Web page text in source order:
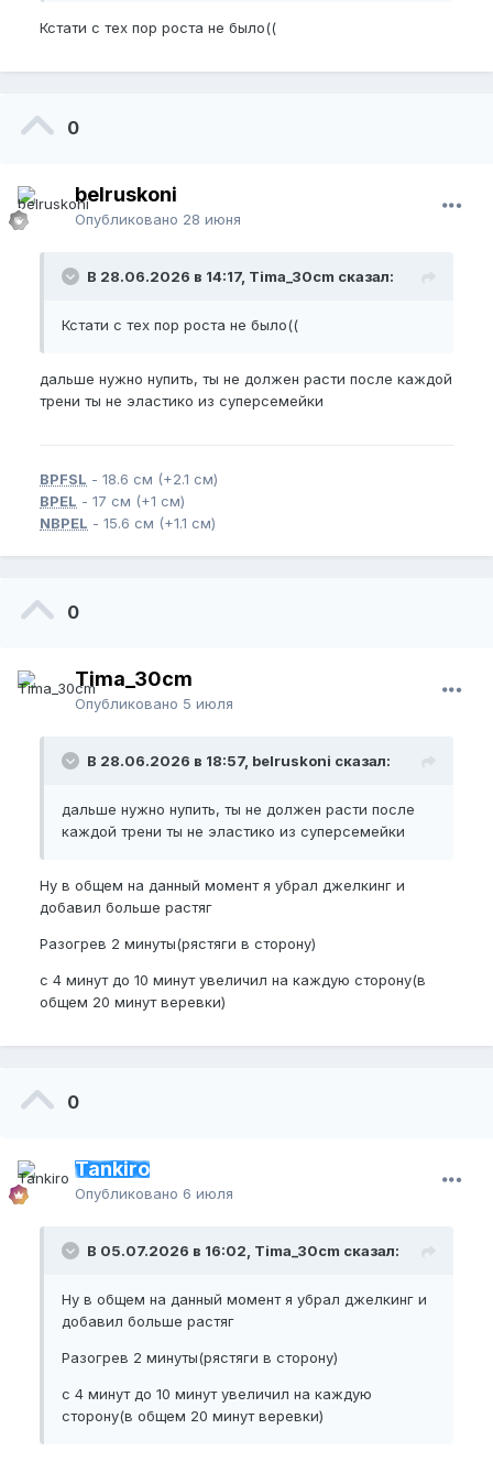
Кстати с тех пор роста не было((
0
belruskoni
Опубликовано 28 июня
В 28.06.2026 в 14:17, Tima_30cm сказал:
Кстати с тех пор роста не было((
дальше нужно нупить, ты не должен расти после каждой
трени ты не эластико из суперсемейки
BPFSL - 18.6 см (+2.1 см)
BPEL - 17 см (+1 см)
NBPEL - 15.6 см (+1.1 см)
0
Tima_30cm
Опубликовано 5 июля
В 28.06.2026 в 18:57, belruskoni сказал:
дальше нужно нупить, ты не должен расти после
каждой трени ты не эластико из суперсемейки
Ну в общем на данный момент я убрал джелкинг и
добавил больше растяг
Разогрев 2 минуты(рястяги в сторону)
с 4 минут до 10 минут увеличил на каждую сторону(в
общем 20 минут веревки)
0
Tankiro
Опубликовано 6 июля
В 05.07.2026 в 16:02, Tima_30cm сказал:
Ну в общем на данный момент я убрал джелкинг и
добавил больше растяг
Разогрев 2 минуты(рястяги в сторону)
с 4 минут до 10 минут увеличил на каждую
сторону(в общем 20 минут веревки)